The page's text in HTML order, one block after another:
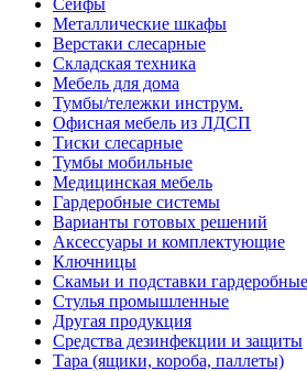
Сейфы
Металлические шкафы
Верстаки слесарные
Складская техника
Мебель для дома
Тумбы/тележки инструм.
Офисная мебель из ЛДСП
Тиски слесарные
Тумбы мобильные
Медицинская мебель
Гардеробные системы
Варианты готовых решений
Аксессуары и комплектующие
Ключницы
Скамьи и подставки гардеробные
Стулья промышленные
Другая продукция
Средства дезинфекции и защиты
Тара (ящики, короба, паллеты)